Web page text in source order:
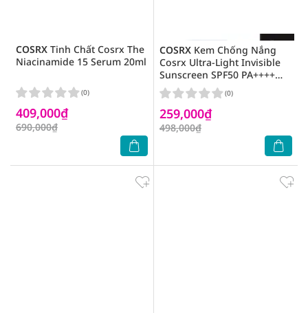
COSRX Tinh Chất Cosrx The
Niacinamide 15 Serum 20ml
409,000₫
690,000₫
(0)
COSRX Kem Chống Nắng
Cosrx Ultra-Light Invisible
Sunscreen SPF50 PA++++
50ml
259,000₫
498,000₫
(0)